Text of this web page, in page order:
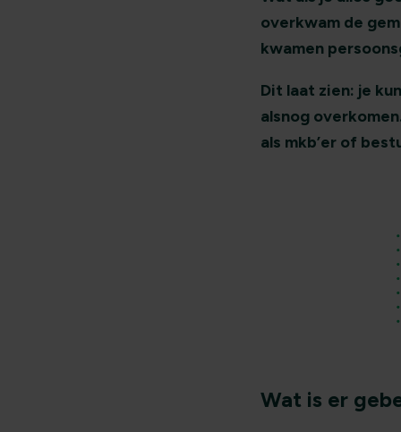
overkwam de
kwamen
Dit laat zien: je
alsnog
als mkb’er of
Wat is er